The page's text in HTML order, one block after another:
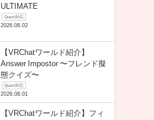
ULTIMATE
Quest対応
2026.08.02
【VRChatワールド紹介】
Answer Impostor 〜フレンド擬
態クイズ〜
Quest対応
2026.08.01
【VRChatワールド紹介】フィ